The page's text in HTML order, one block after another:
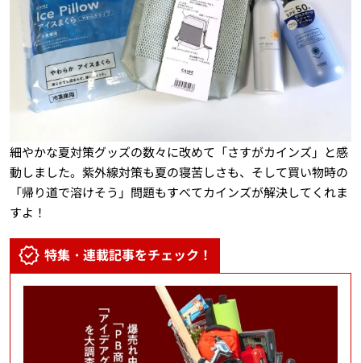
細やかな夏対策グッズの数々に改めて「さすがカインズ」と感
動しました。紫外線対策も夏の寝苦しさも、そして買い物時の
「帰り道で溶けそう」問題もすべてカインズが解決してくれま
すよ！
特集・連載記事をチェック！